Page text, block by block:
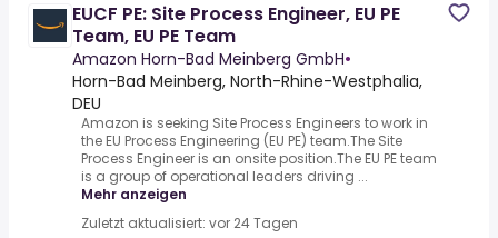
EUCF PE: Site Process Engineer, EU PE
Team, EU PE Team
Amazon Horn-Bad Meinberg GmbH•
Horn-Bad Meinberg, North-Rhine-Westphalia,
DEU
Amazon is seeking Site Process Engineers to work in
the EU Process Engineering (EU PE) team.The Site
Process Engineer is an onsite position.The EU PE team
is a group of operational leaders driving ...
Mehr anzeigen
Zuletzt aktualisiert: vor 24 Tagen